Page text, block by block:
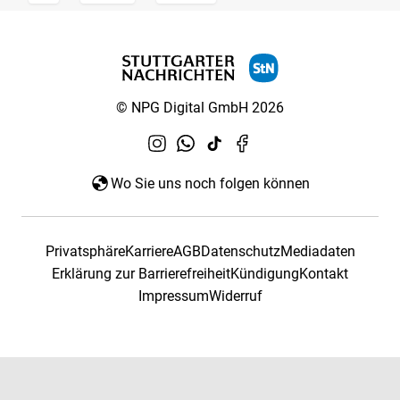
© NPG Digital GmbH 2026
Wo Sie uns noch folgen können
PrivatsphäreKarriereAGBDatenschutzMediadaten
Erklärung zur BarrierefreiheitKündigungKontakt
ImpressumWiderruf